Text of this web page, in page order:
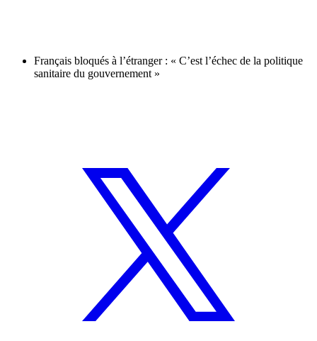
Français bloqués à l’étranger : « C’est l’échec de la politique
sanitaire du gouvernement »